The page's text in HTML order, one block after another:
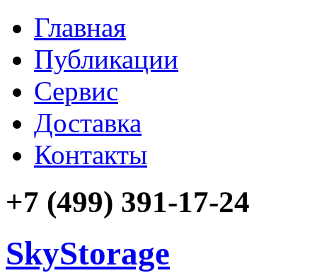
Главная
Публикации
Сервис
Доставка
Контакты
+7 (499) 391-17-24
SkyStorage